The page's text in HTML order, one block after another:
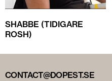
SHABBE (TIDIGARE
ROSH)
CONTACT@DOPEST.SE